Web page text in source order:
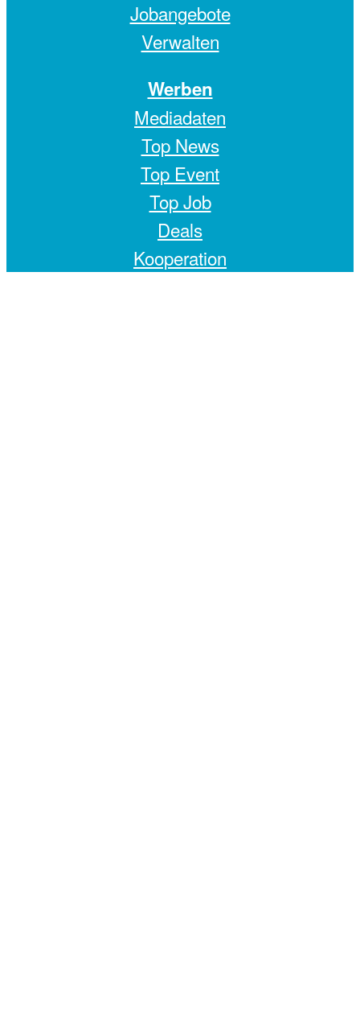
Jobangebote
Verwalten
Werben
Mediadaten
Top News
Top Event
Top Job
Deals
Kooperation